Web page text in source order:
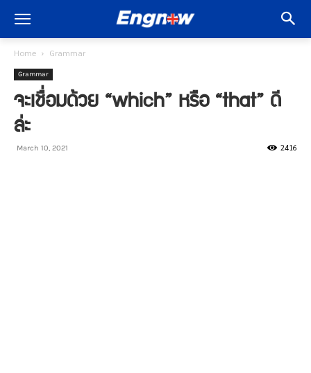
Home Grammar
Grammar
จะเชื่อมด้วย “which” หรือ “that” ดี
ล่ะ
March 10, 2021 2416